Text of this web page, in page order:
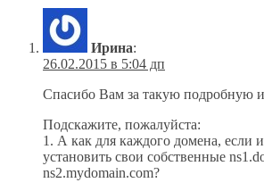
Ирина:
26.02.2015 в 5:04 дп
Спасибо Вам за такую подробную
Подскажите, пожалуйста:
1. А как для каждого домена, если
установить свои собственные
ns2.mydomain.com?